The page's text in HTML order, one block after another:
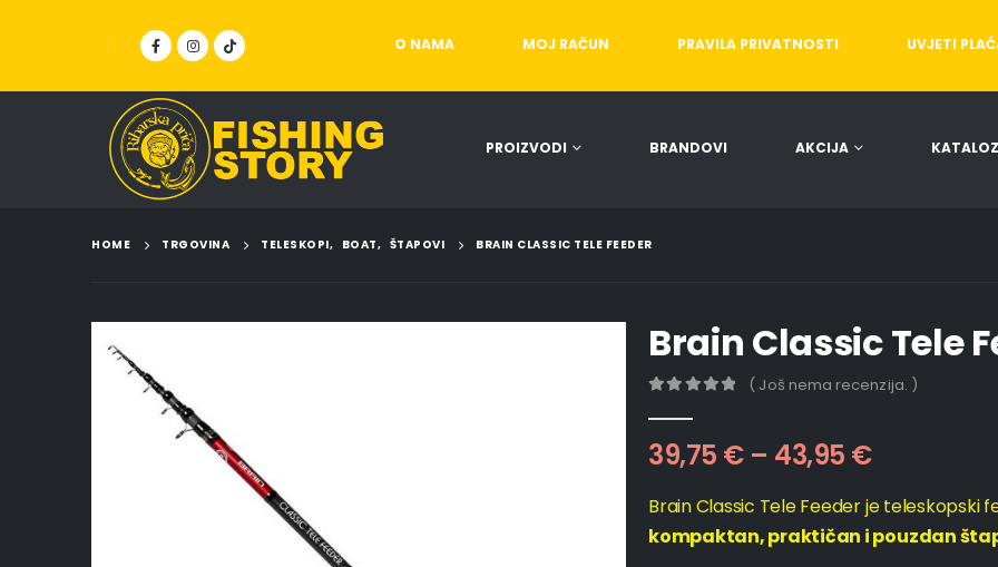
O NAMA MOJ RAČUN PRAVILA PRIVATNOSTI UVJETI
PROIZVODI BRANDOVI AKCIJA
HOME TRGOVINA TELESKOPI, BOAT, ŠTAPOVI BRAIN CLASSIC TELE FEEDER
Brain Classic Tele
( Još nema recenzija. )
39,75 €– 43,95 €
Brain Classic Tele Feeder je teleskopski
kompaktan, praktičan i pouzdan